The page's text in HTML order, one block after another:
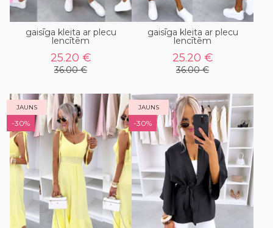
gaisīga kleita ar plecu
lencītēm
25.20 €
36.00 €
gaisīga kleita ar plecu
lencītēm
25.20 €
36.00 €
JAUNS
-30%
JAUNS
-30%